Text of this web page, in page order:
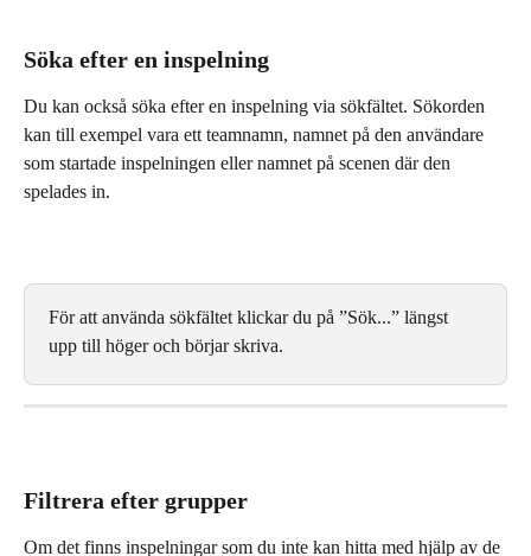
Söka efter en inspelning
Du kan också söka efter en inspelning via sökfältet. Sökorden
kan till exempel vara ett teamnamn, namnet på den användare
som startade inspelningen eller namnet på scenen där den
spelades in.
För att använda sökfältet klickar du på ”Sök...” längst
upp till höger och börjar skriva.
Filtrera efter grupper
Om det finns inspelningar som du inte kan hitta med hjälp av de